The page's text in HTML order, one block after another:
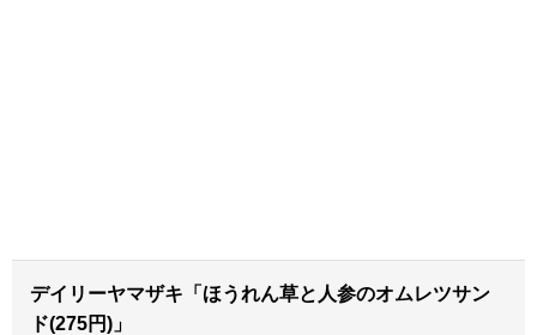
デイリーヤマザキ「ほうれん草と人参のオムレツサン
ド(275円)」